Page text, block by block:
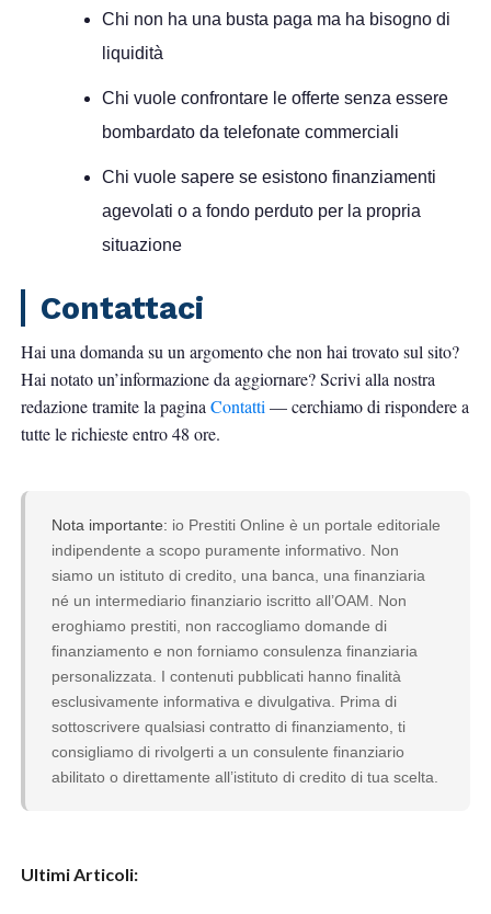
Chi non ha una busta paga ma ha bisogno di
liquidità
Chi vuole confrontare le offerte senza essere
bombardato da telefonate commerciali
Chi vuole sapere se esistono finanziamenti
agevolati o a fondo perduto per la propria
situazione
Contattaci
Hai una domanda su un argomento che non hai trovato sul sito?
Hai notato un’informazione da aggiornare? Scrivi alla nostra
redazione tramite la paginaContatti— cerchiamo di rispondere a
tutte le richieste entro 48 ore.
Nota importante: io Prestiti Online è un portale editoriale
indipendente a scopo puramente informativo. Non
siamo un istituto di credito, una banca, una finanziaria
né un intermediario finanziario iscritto all’OAM. Non
eroghiamo prestiti, non raccogliamo domande di
finanziamento e non forniamo consulenza finanziaria
personalizzata. I contenuti pubblicati hanno finalità
esclusivamente informativa e divulgativa. Prima di
sottoscrivere qualsiasi contratto di finanziamento, ti
consigliamo di rivolgerti a un consulente finanziario
abilitato o direttamente all’istituto di credito di tua scelta.
Ultimi Articoli: